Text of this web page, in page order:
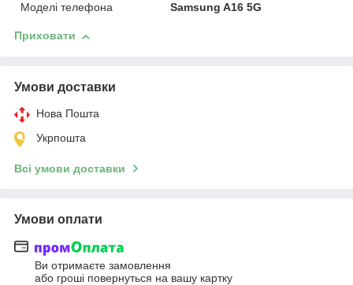
Моделі телефона
Samsung A16 5G
Приховати
Умови доставки
Нова Пошта
Укрпошта
Всі умови доставки
Умови оплати
Ви отримаєте замовлення
або гроші повернуться на вашу картку